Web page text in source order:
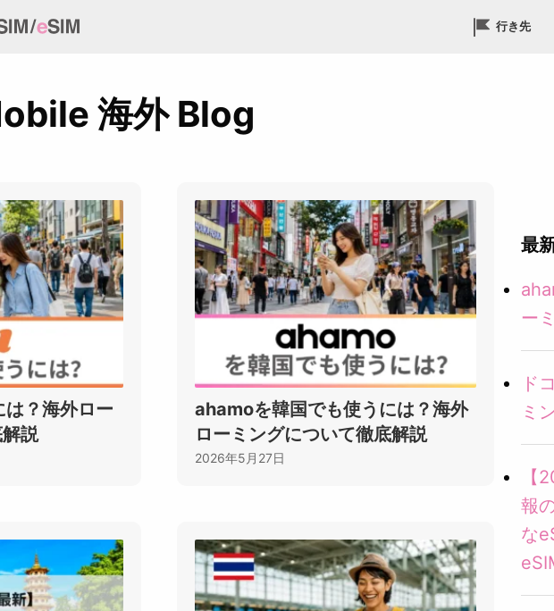
行き先
海外 Blog
？海外ロー
説
ahamoを韓国でも使うには？海外
ローミングについて徹底解説
2026年5月27日
最
ー
ド
ミ
【
報
な